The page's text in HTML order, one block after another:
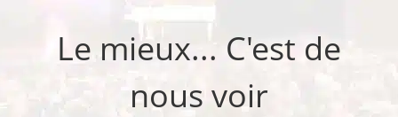
Le mieux... C'est de
nous voir